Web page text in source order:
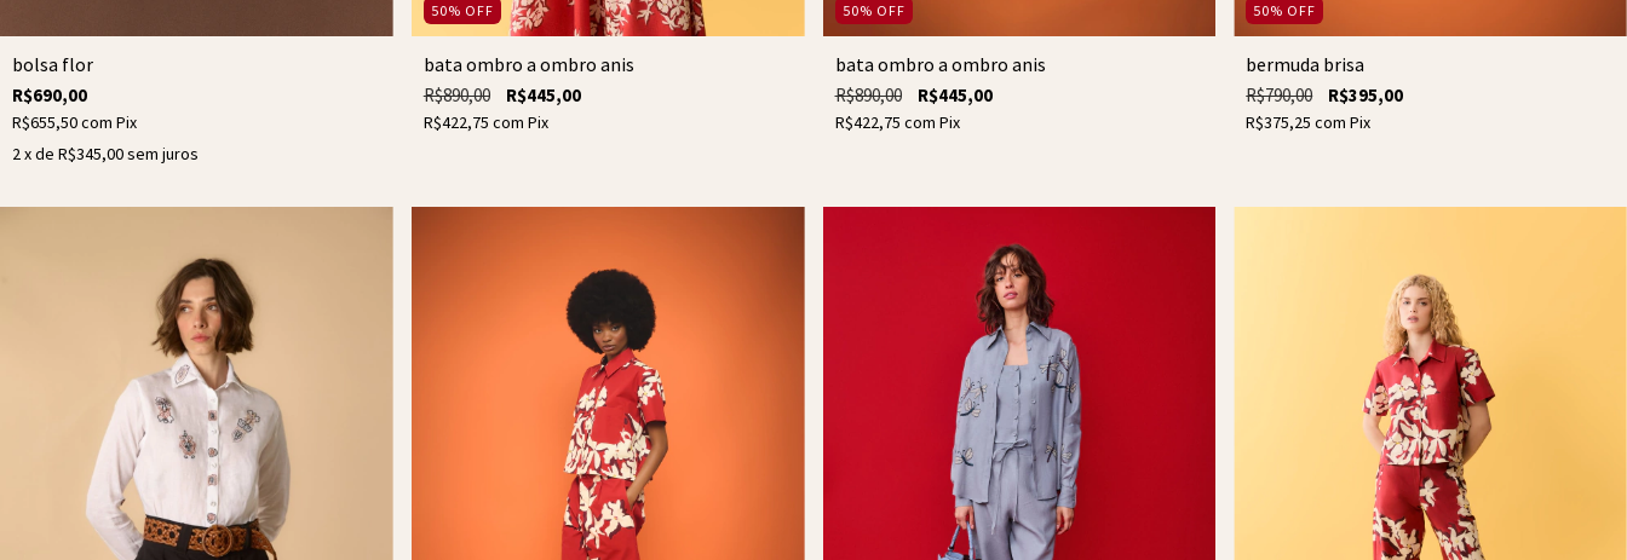
bolsa flor
R$690,00
R$655,50com Pix
2x de R$345,00sem juros
50% OFF
bata ombro a ombro anis
R$890,00 R$445,00
R$422,75 com Pix
50% OFF
bata ombro a ombro anis
R$890,00 R$445,00
R$422,75 com Pix
50% OFF
bermuda brisa
R$790,00 R$395,00
R$375,25com Pix